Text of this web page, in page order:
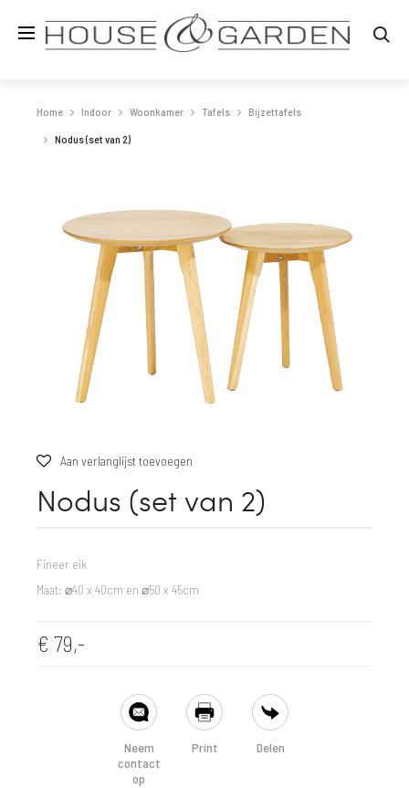
Home Indoor Woonkamer Tafels Bijzettafels
Nodus (set van 2)
Aan verlanglijst toevoegen
Nodus (set van 2)
Fineer eik
Maat: ⌀40 x 40cm en ⌀50 x 45cm
€ 79,-
Neem
contact
op
Print Delen